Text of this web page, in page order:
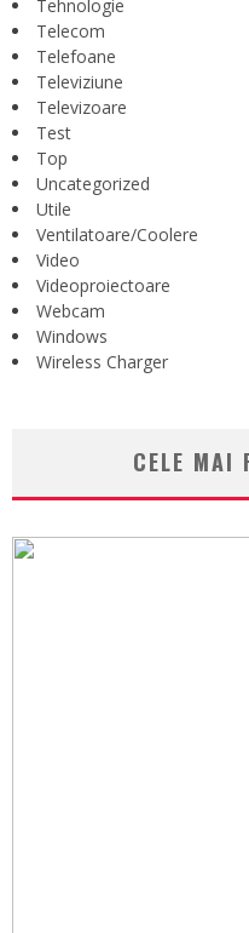
Tehnologie
Telecom
Telefoane
Televiziune
Televizoare
Test
Top
Uncategorized
Utile
Ventilatoare/Coolere
Video
Videoproiectoare
Webcam
Windows
Wireless Charger
CELE MAI